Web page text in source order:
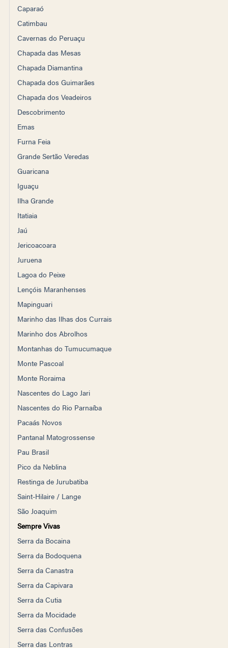
Caparaó
Catimbau
Cavernas do Peruaçu
Chapada das Mesas
Chapada Diamantina
Chapada dos Guimarães
Chapada dos Veadeiros
Descobrimento
Emas
Furna Feia
Grande Sertão Veredas
Guaricana
Iguaçu
Ilha Grande
Itatiaia
Jaú
Jericoacoara
Juruena
Lagoa do Peixe
Lençóis Maranhenses
Mapinguari
Marinho das Ilhas dos Currais
Marinho dos Abrolhos
Montanhas do Tumucumaque
Monte Pascoal
Monte Roraima
Nascentes do Lago Jari
Nascentes do Rio Parnaíba
Pacaás Novos
Pantanal Matogrossense
Pau Brasil
Pico da Neblina
Restinga de Jurubatiba
Saint-Hilaire / Lange
São Joaquim
Sempre Vivas
Serra da Bocaina
Serra da Bodoquena
Serra da Canastra
Serra da Capivara
Serra da Cutia
Serra da Mocidade
Serra das Confusões
Serra das Lontras